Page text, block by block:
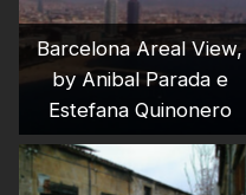
Barcelona Areal View,
by Anibal Parada e
Estefana Quinonero